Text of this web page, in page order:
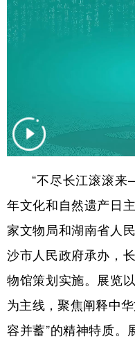
学术中国 乡村振兴
文化产业
地方频道
北京 天津
浙江 安徽
山东 河南
广东 广西
“不尽长江滚滚来
年文化和自然遗产日
家文物局和湖南省人
沙市人民政府承办，
物馆策划实施。展览
为主线，聚焦阐释中
容并蓄”的精神特质。